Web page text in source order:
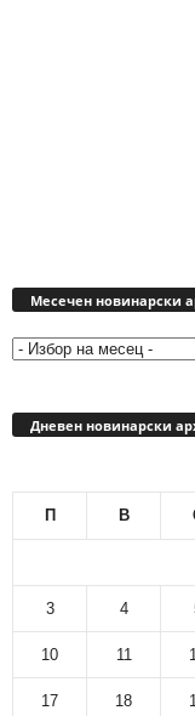
Месечен новинарски
Дневен новинарски
П В
3 4
10 11
17 18